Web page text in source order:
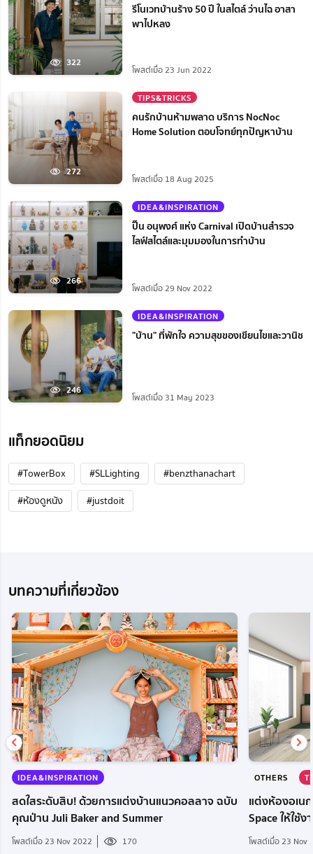
322
รีโนเวทบ้านร้าง 50 ปี ในสไตล์ ว่านไฉ อาสา
พาไปหลง
โพสต์เมื่อ 23 Jun 2022
272
TIPS&TRICKS
คนรักบ้านห้ามพลาด บริการ NocNoc
Home Solution ตอบโจทย์ทุกปัญหาบ้าน
โพสต์เมื่อ 18 Aug 2025
266
IDEA&INSPIRATION
ปิ๊น อนุพงศ์ แห่ง Carnival เปิดบ้านสำรวจ
ไลฟ์สไตล์และมุมมองในการทำบ้าน
โพสต์เมื่อ 29 Nov 2022
246
IDEA&INSPIRATION
"บ้าน" ที่พักใจ ความสุขของเขียนไขและวานิช
โพสต์เมื่อ 31 May 2023
แท็กยอดนิยม
#TowerBox #SLLighting
#benzthanachart
#ห้องดูหนัง
#justdoit
บทความที่เกี่ยวข้อง
IDEA&INSPIRATION
สดใสระดับสิบ! ด้วยการแต่งบ้านแนวคอลลาจ ฉบับ
คุณป่าน Juli Baker and Summer
โพสต์เมื่อ 23 Nov 2022 170
OTHERS
แต่งห้องอเน
Space ให้ใช้
โพสต์เมื่อ 23 Nov